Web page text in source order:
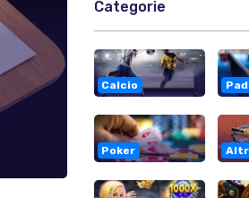
Categorie
Calcio
Poker